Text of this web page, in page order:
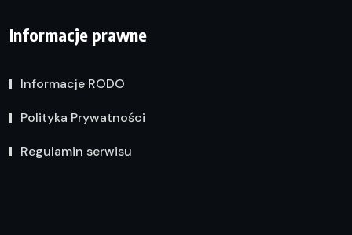
Informacje prawne
Informacje RODO
Polityka Prywatności
Regulamin serwisu